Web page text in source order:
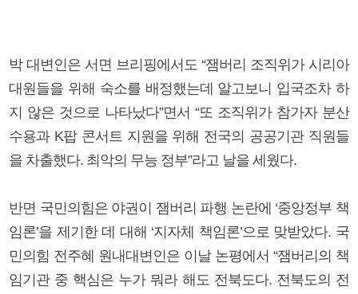
박 대변인은 서면 브리핑에서도 “잼버리 조직위가 시리아
대원들을 위해 숙소를 배정했는데 알고보니 입국조차 하
지 않은 것으로 나타났다”면서 “또 조직위가 참가자 분산
수용과 K팝 콘서트 지원을 위해 전국의 공공기관 직원들
을 차출했다. 최악의 무능 정부”라고 날을 세웠다.
반면 국민의힘은 야권이 잼버리 파행 논란에 ‘중앙정부 책
임론’을 제기한 데 대해 ‘지자체 책임론’으로 맞받았다. 국
민의힘 전주혜 원내대변인은 이날 논평에서 “잼버리의 책
임기관 중 핵심은 누가 뭐라 해도 전북도다. 전북도의 전